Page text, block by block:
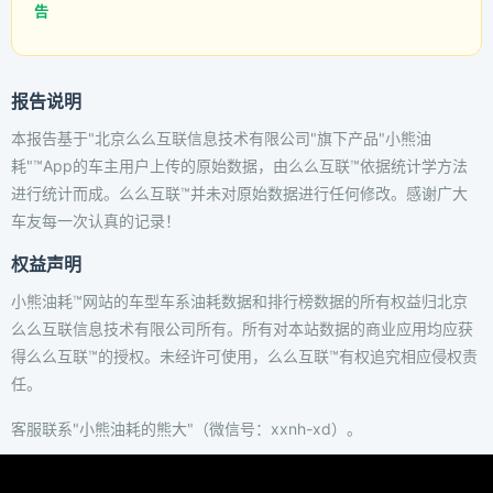
告
报告说明
本报告基于"北京么么互联信息技术有限公司"旗下产品"小熊油
耗"™App的车主用户上传的原始数据，由么么互联™依据统计学方法
进行统计而成。么么互联™并未对原始数据进行任何修改。感谢广大
车友每一次认真的记录！
权益声明
小熊油耗™网站的车型车系油耗数据和排行榜数据的所有权益归北京
么么互联信息技术有限公司所有。所有对本站数据的商业应用均应获
得么么互联™的授权。未经许可使用，么么互联™有权追究相应侵权责
任。
客服联系"小熊油耗的熊大"（微信号：xxnh-xd）。